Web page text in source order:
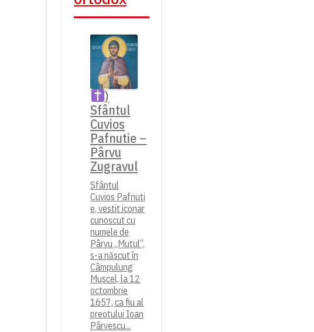
)
Sfântul
Cuvios
Pafnutie –
Pârvu
Zugravul
Sfântul
Cuvios Pafnuti
e, vestit iconar
cunoscut cu
numele de
Pârvu „Mutul”,
s-a născut în
Câmpulung
Muscel, la 12
octombrie
1657, ca fiu al
preotului Ioan
Pârvescu...